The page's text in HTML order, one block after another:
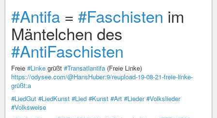
#Antifa = #Faschisten im
Mäntelchen des
#AntiFaschisten
Freie #Linke grüßt #Transatlantifa (Freie Linke)
https://odysee.com/@HansHuber:9/reupload-19-08-21-freie-linke-
grüßt:a
#LiedGut #LiedKunst #Lied #Kunst #Art #Lieder #Volkslieder
#Volksweise